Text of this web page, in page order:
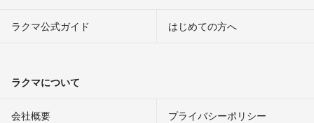
ラクマ公式ガイド はじめての方へ
ラクマについて
会社概要 プライバシーポリシー